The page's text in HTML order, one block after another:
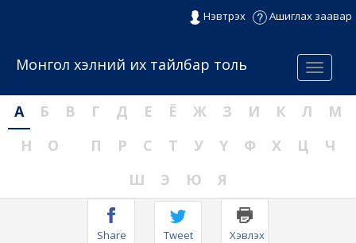
Нэвтрэх Ашиглах заавар
Menu
Монгол хэлний их тайлбар толь
А Б В Г Д Е Ё Ж З И К Л
М
Н
О П Р С Т У Ү Ф Х Ц
Ч
Ш
Э Ю Я
Share Tweet Хэвлэх